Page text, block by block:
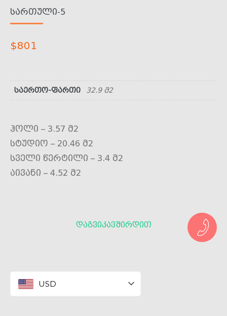
ᲡᲐᲠᲗᲣᲚᲘ-5
$801
საერთო-ფართი 32.9 მ2
ჰოლი – 3.57 მ2
სტუდიო – 20.46 მ2
სველი წერტილი – 3.4 მ2
აივანი – 4.52 მ2
ᲓᲐᲒᲕᲘᲙᲐᲕᲨᲘᲠᲓᲘᲗ
USD